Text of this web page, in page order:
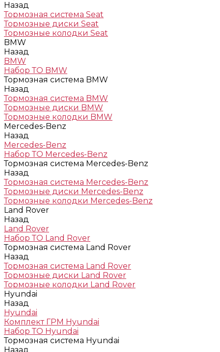
Назад
Тормозная система Seat
Тормозные диски Seat
Тормозные колодки Seat
BMW
Назад
BMW
Набор ТО BMW
Тормозная система BMW
Назад
Тормозная система BMW
Тормозные диски BMW
Тормозные колодки BMW
Mercedes-Benz
Назад
Mercedes-Benz
Набор ТО Mercedes-Benz
Тормозная система Mercedes-Benz
Назад
Тормозная система Mercedes-Benz
Тормозные диски Mercedes-Benz
Тормозные колодки Mercedes-Benz
Land Rover
Назад
Land Rover
Набор ТО Land Rover
Тормозная система Land Rover
Назад
Тормозная система Land Rover
Тормозные диски Land Rover
Тормозные колодки Land Rover
Hyundai
Назад
Hyundai
Комплект ГРМ Hyundai
Набор ТО Hyundai
Тормозная система Hyundai
Назад